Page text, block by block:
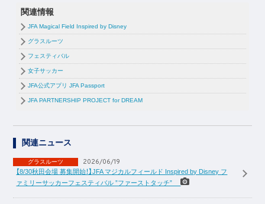
関連情報
JFA Magical Field Inspired by Disney
グラスルーツ
フェスティバル
女子サッカー
JFA公式アプリ JFA Passport
JFA PARTNERSHIP PROJECT for DREAM
関連ニュース
グラスルーツ 2026/06/19
【8/30秋田会場 募集開始！】JFA マジカルフィールド Inspired by Disney フ
ァミリーサッカーフェスティバル ”ファーストタッチ”